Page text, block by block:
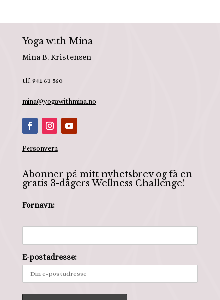
Yoga with Mina
Mina B. Kristensen
tlf. 941 63 560
mina@yogawithmina.no
Personvern
Abonner på mitt nyhetsbrev og få en
gratis 3-dagers Wellness Challenge!
Fornavn:
E-postadresse: